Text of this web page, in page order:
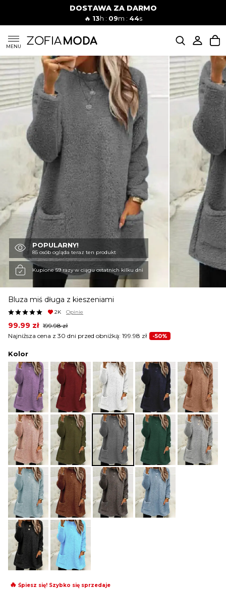
DOSTAWA ZA DARMO
🔥 13h : 09m : 43s
MENU
SUKIENKI
KOMPLETY
JEANSY
SZORTY
MODA PLAŻOWA
BLUZKI
KURTKI I PŁASZCZE
KOMBINEZONY
DRESY
MARYNARKI
BLUZY
BUTY
SWETRY
BIELIZNA
POPULARNY!
85 osób ogląda teraz ten produkt
Kupione 59 razy w ciągu ostatnich kilku dni
Bluza miś długa z kieszeniami
2K Opinie
199.98zł
Original
price
was:
99.99 zł
Current
price
is:
Najniższa cena z 30 dni przed obniżką: 199.98 zł -50%
Kolor
🔥 Śpiesz się! Szybko się sprzedaje